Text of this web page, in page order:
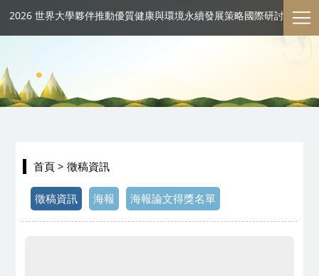
2026 世界大學夥伴推動優質健康與環境永續發展策略國際研討會
首頁 > 徵稿資訊
徵稿資訊 海報 海報論文得獎名單